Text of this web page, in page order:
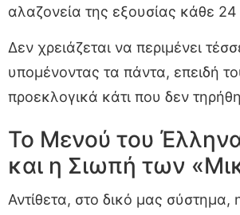
αλαζονεία της εξουσίας κάθε
Δεν χρειάζεται να περιμένει
υπομένοντας τα πάντα, επειδή
προεκλογικά κάτι που δεν
Το Μενού του
και η Σιωπή των
Αντίθετα, στο δικό μας σύστημα,